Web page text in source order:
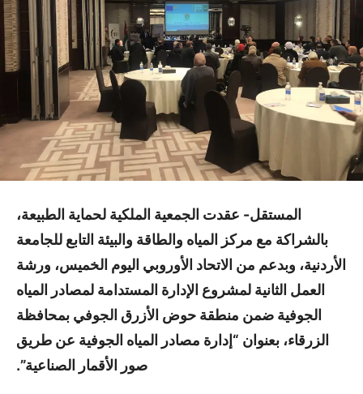
المستقل- عقدت الجمعية الملكية لحماية الطبيعة،
بالشراكة مع مركز المياه والطاقة والبيئة التابع للجامعة
الأردنية، وبدعم من الاتحاد الأوروبي اليوم الخميس، ورشة
العمل الثانية لمشروع الإدارة المستدامة لمصادر المياه
الجوفية ضمن منطقة حوض الأزرق الجوفي بمحافظة
الزرقاء، بعنوان “إدارة مصادر المياه الجوفية عن طريق
صور الأقمار الصناعية”.